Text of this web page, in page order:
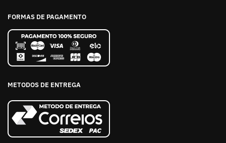
FORMAS DE PAGAMENTO
METODOS DE ENTREGA